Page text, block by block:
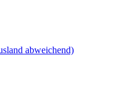
abweichend)